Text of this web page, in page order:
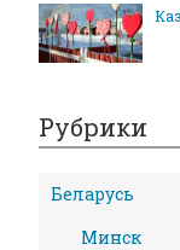
Рубрики
Беларусь
Минск